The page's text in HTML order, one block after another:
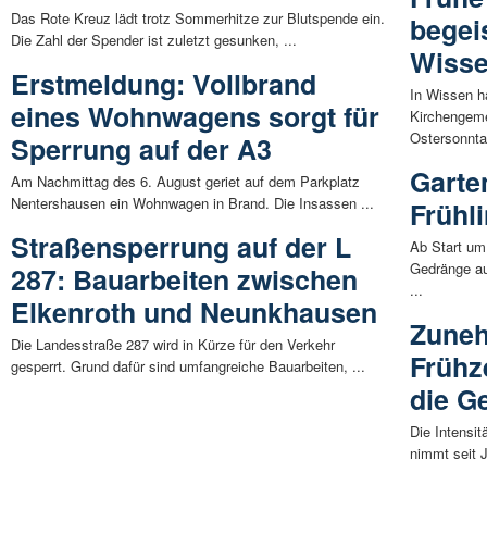
Das Rote Kreuz lädt trotz Sommerhitze zur Blutspende ein.
Die Zahl der Spender ist zuletzt gesunken, ...
Erstmeldung: Vollbrand
eines Wohnwagens sorgt für
Sperrung auf der A3
Am Nachmittag des 6. August geriet auf dem Parkplatz
Nentershausen ein Wohnwagen in Brand. Die Insassen ...
Straßensperrung auf der L
287: Bauarbeiten zwischen
Elkenroth und Neunkhausen
Die Landesstraße 287 wird in Kürze für den Verkehr
gesperrt. Grund dafür sind umfangreiche Bauarbeiten, ...
In Wissen
Ab Start
Gedränge
...
die
Die
nimmt seit